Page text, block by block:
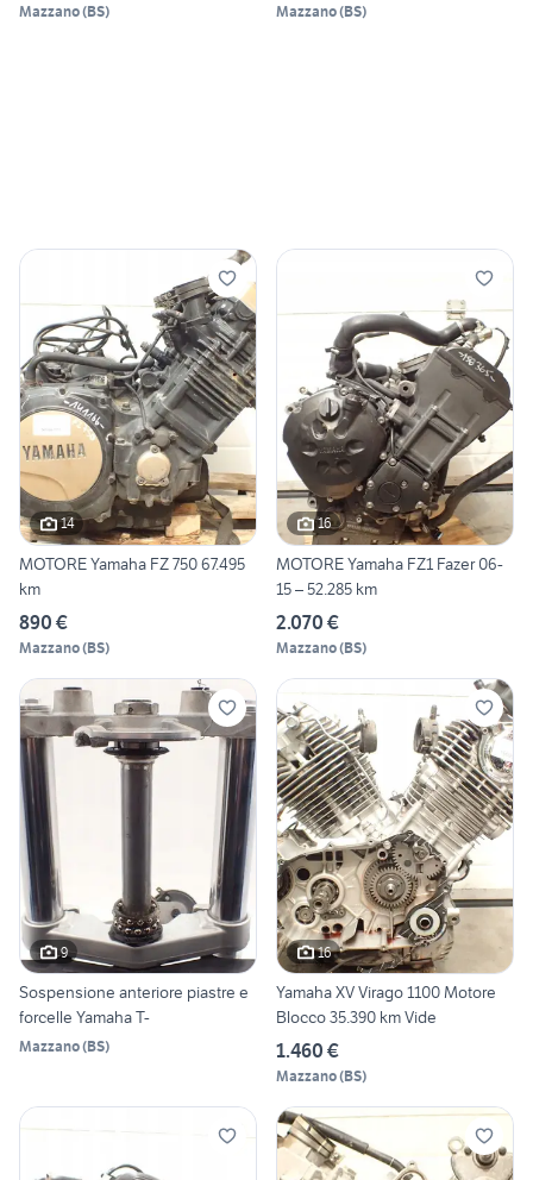
Mazzano(BS) Mazzano(BS)
14
MOTORE Yamaha FZ 750 67.495
km
890 €
Mazzano(BS)
16
MOTORE Yamaha FZ1 Fazer 06-
15 – 52.285 km
2.070 €
Mazzano(BS)
9
Sospensione anteriore piastre e
forcelle Yamaha T-
Mazzano(BS)
16
Yamaha XV Virago 1100 Motore
Blocco 35.390 km Vide
1.460 €
Mazzano(BS)